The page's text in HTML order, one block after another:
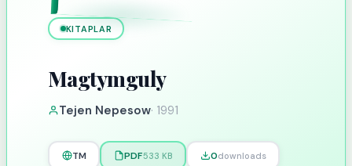
KITAPLAR
Magtymguly
Tejen Nepesow· 1991
TM PDF533 KB 0downloads